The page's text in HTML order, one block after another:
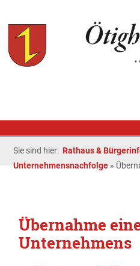
Sie sind hier: Rathaus &
Unternehmensnachfolge»
Übernahme
Unternehmens